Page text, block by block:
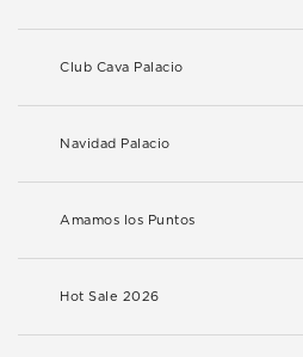
Club Cava Palacio
Navidad Palacio
Amamos los Puntos
Hot Sale 2026